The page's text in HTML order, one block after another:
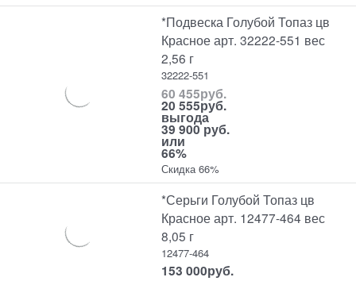
*Подвеска Голубой Топаз цв
Красное арт. 32222-551 вес
2,56 г
32222-551
60 455руб.
20 555руб.
выгода
39 900 руб.
или
66%
Скидка 66%
*Серьги Голубой Топаз цв
Красное арт. 12477-464 вес
8,05 г
12477-464
153 000руб.